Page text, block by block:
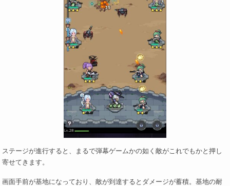
ステージが進行すると、まるで弾幕ゲームかの如く敵がこれでもかと押し
寄せてきます。
画面手前が基地になっており、敵が到達するとダメージが蓄積。基地の耐